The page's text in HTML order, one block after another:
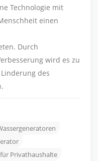
Technologie mit
einen
Durch
wird es zu
des
Privathaushalte